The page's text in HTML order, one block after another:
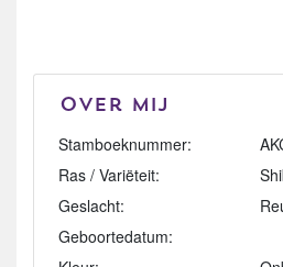
Over mij
Stamboeknummer:
Ras / Variëteit:
Geslacht:
Geboortedatum: